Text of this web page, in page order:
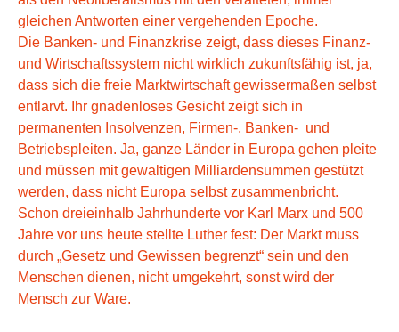
gleichen Antworten einer vergehenden Epoche.
Die Banken- und Finanzkrise zeigt, dass dieses Finanz-
und Wirtschaftssystem nicht wirklich zukunftsfähig ist, ja,
dass sich die freie Marktwirtschaft gewissermaßen selbst
entlarvt. Ihr gnadenloses Gesicht zeigt sich in
permanenten Insolvenzen, Firmen-, Banken- und
Betriebspleiten. Ja, ganze Länder in Europa gehen pleite
und müssen mit gewaltigen Milliardensummen gestützt
werden, dass nicht Europa selbst zusammenbricht.
Schon dreieinhalb Jahrhunderte vor Karl Marx und 500
Jahre vor uns heute stellte Luther fest: Der Markt muss
durch „Gesetz und Gewissen begrenzt“ sein und den
Menschen dienen, nicht umgekehrt, sonst wird der
Mensch zur Ware.